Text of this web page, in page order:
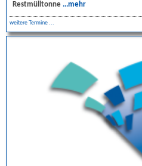
Restmülltonne ...mehr
weitere Termine ...